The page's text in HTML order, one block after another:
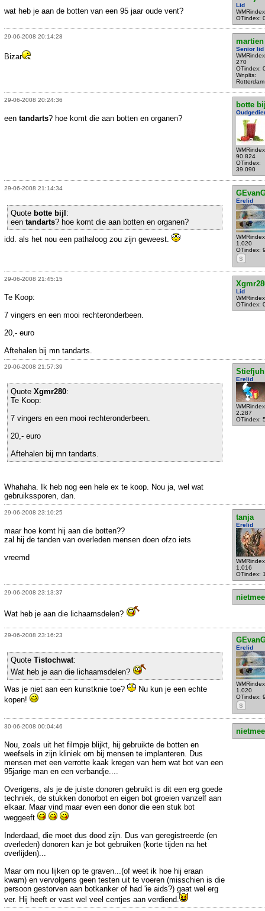
Lid
OTindex:
wat heb je aan de botten van een 95 jaar oude vent?
29-06-2008 20:14:28
martien
Senior lid
270
OTindex:
Wnplts:
Rotterdam
Bizar
29-06-2008 20:24:36
botte
90.824
OTindex:
39.090
een tandarts? hoe komt die aan botten en organen?
29-06-2008 21:14:34
Erelid
1.020
OTindex:
S
Quote botte bijl:
een tandarts? hoe komt die aan botten en organen?
idd. als het nou een pathaloog zou zijn geweest.
29-06-2008 21:45:15
Lid
OTindex:
Te Koop:
7 vingers en een mooi rechteronderbeen.
20,- euro
Aftehalen bij mn tandarts.
29-06-2008 21:57:39
Stiefjuh
Erelid
2.287
OTindex:
Quote Xgmr280:
Te Koop:
7 vingers en een mooi rechteronderbeen.
20,- euro
Aftehalen bij mn tandarts.
Whahaha. Ik heb nog een hele ex te koop. Nou ja, wel wat
gebruikssporen, dan.
29-06-2008 23:10:25
tanja
Erelid
1.016
OTindex:
maar hoe komt hij aan die botten??
zal hij de tanden van overleden mensen doen ofzo iets
vreemd
29-06-2008 23:13:37
Wat heb je aan die lichaamsdelen?
29-06-2008 23:16:23
Erelid
1.020
OTindex:
S
Quote Tistochwat:
Wat heb je aan die lichaamsdelen?
Was je niet aan een kunstknie toe?
Nu kun je een echte
kopen!
30-06-2008 00:04:46
Nou, zoals uit het filmpje blijkt, hij gebruikte de botten en
weefsels in zijn kliniek om bij mensen te implanteren. Dus
mensen met een verrotte kaak kregen van hem wat bot van een
95jarige man en een verbandje....
Overigens, als je de juiste donoren gebruikt is dit een erg goede
techniek, de stukken donorbot en eigen bot groeien vanzelf aan
elkaar. Maar vind maar even een donor die een stuk bot
weggeeft
Inderdaad, die moet dus dood zijn. Dus van geregistreerde (en
overleden) donoren kan je bot gebruiken (korte tijden na het
overlijden)...
Maar om nou lijken op te graven...(of weet ik hoe hij eraan
kwam) en vervolgens geen testen uit te voeren (misschien is die
persoon gestorven aan botkanker of had 'ie aids?) gaat wel erg
ver. Hij heeft er vast wel veel centjes aan verdiend.